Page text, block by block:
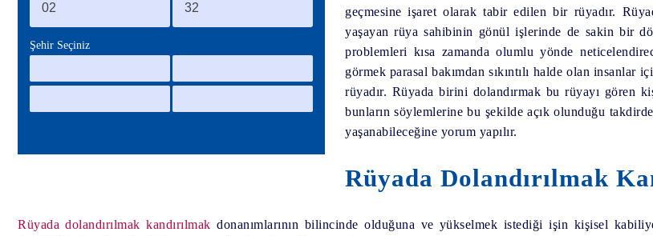
Şehir Seçiniz
geçmesine işaret olarak tabir edilen bir rüyadır.
yaşayan rüya sahibinin gönül işlerinde de sakin bir
problemleri kısa zamanda olumlu yönde
görmek parasal bakımdan sıkıntılı halde olan
rüyadır. Rüyada birini dolandırmak bu rüyayı gören
bunların söylemlerine bu şekilde açık olunduğu
yaşanabileceğine yorum yapılır.
Rüyada Dolandırılmak
Rüyada dolandırılmak kandırılmak donanımlarının bilincinde olduğuna ve yükselmek istediği işin kişisel